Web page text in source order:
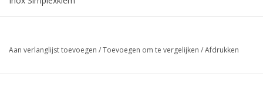
Aan verlanglijst toevoegen /Toevoegen om te vergelijken /Afdrukken